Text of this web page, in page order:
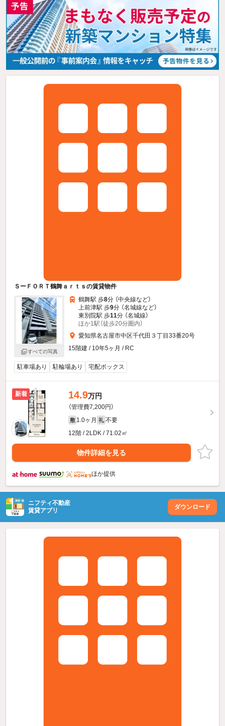
ＳーＦＯＲＴ鶴舞ａｒｔｓの賃貸物件
すべての写真
鶴舞駅 歩8分 （中央線など）
上前津駅 歩9分 （名城線など）
東別院駅 歩11分 （名城線）
ほか1駅（徒歩20分圏内）
愛知県名古屋市中区千代田３丁目33番20号
15階建 / 10年5ヶ月 / RC
駐車場あり 駐輪場あり 宅配ボックス
新着 14.9万円
（管理費7,200円）
敷 1.0ヶ月 礼 不要
12階 / 2LDK / 71.02㎡
物件詳細を見る
ほか提供
ニフティ不動産
賃貸アプリ
ダウンロード